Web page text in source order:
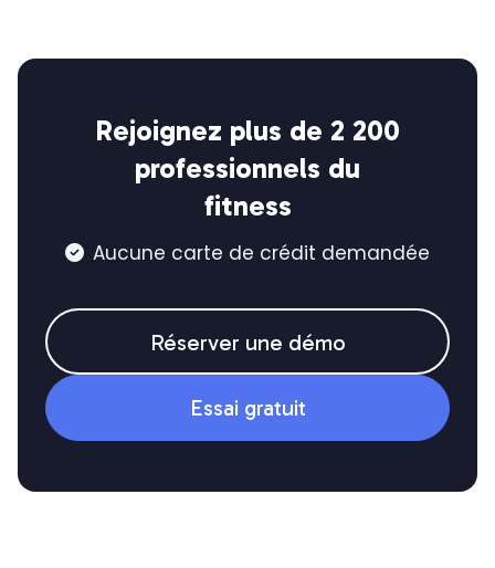
Rejoignez plus de 2 200
professionnels du
fitness
 Aucune carte de crédit demandée
Réserver une démo
Essai gratuit